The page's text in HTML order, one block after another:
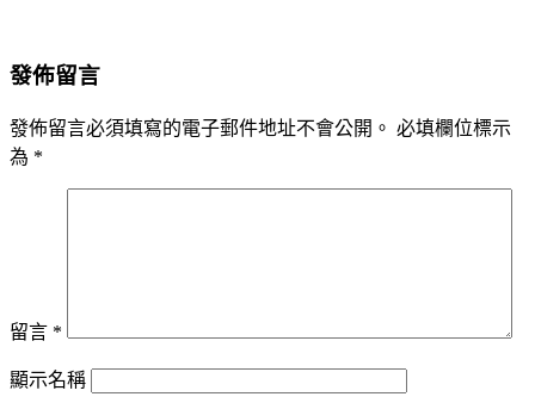
發佈留言
發佈留言必須填寫的電子郵件地址不會公開。 必填欄位標示
為 *
留言 *
顯示名稱